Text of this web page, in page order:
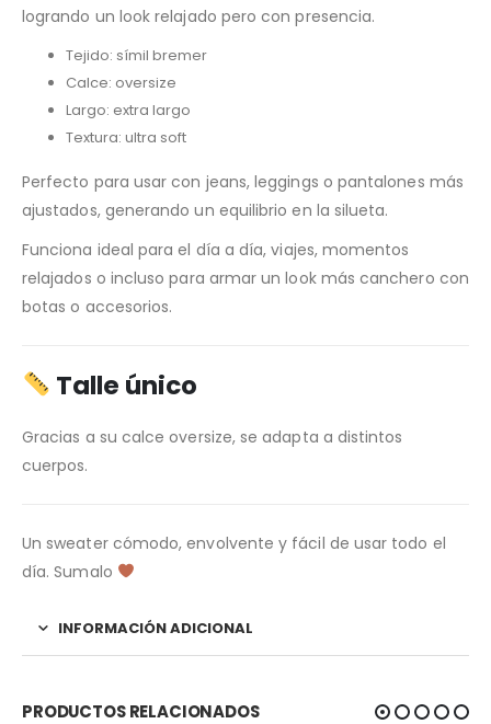
logrando un look relajado pero con presencia.
Tejido: símil bremer
Calce: oversize
Largo: extra largo
Textura: ultra soft
Perfecto para usar con jeans, leggings o pantalones más
ajustados, generando un equilibrio en la silueta.
Funciona ideal para el día a día, viajes, momentos
relajados o incluso para armar un look más canchero con
botas o accesorios.
Talle único
Gracias a su calce oversize, se adapta a distintos
cuerpos.
Un sweater cómodo, envolvente y fácil de usar todo el
día. Sumalo
INFORMACIÓN ADICIONAL
PRODUCTOS RELACIONADOS